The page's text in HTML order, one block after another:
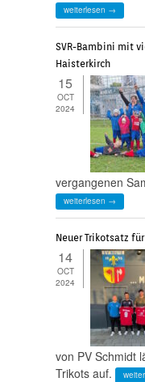
weiterlesen →
SVR-Bambini mit
Haisterkirch
15
OCT
2024
vergangenen
weiterlesen →
Neuer Trikotsatz
14
OCT
2024
von PV Schmidt
Trikots auf.